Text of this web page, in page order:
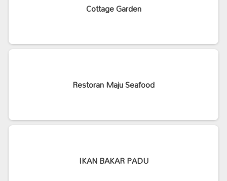
Cottage Garden
Restoran Maju Seafood
IKAN BAKAR PADU